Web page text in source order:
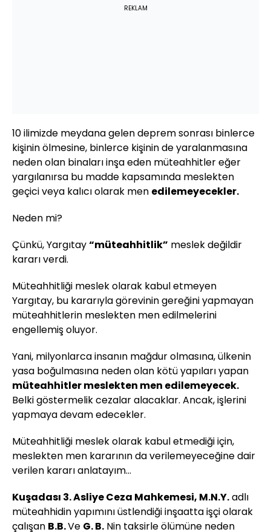
REKLAM
10 ilimizde meydana gelen deprem sonrası binlerce
kişinin ölmesine, binlerce kişinin de yaralanmasına
neden olan binaları inşa eden müteahhitler eğer
yargılanırsa bu madde kapsamında meslekten
geçici veya kalıcı olarak men edilemeyecekler.
Neden mi?
Çünkü, Yargıtay“müteahhitlik” meslek değildir
kararı verdi.
Müteahhitliği meslek olarak kabul etmeyen
Yargıtay, bu kararıyla görevinin gereğini yapmayan
müteahhitlerin meslekten men edilmelerini
engellemiş oluyor.
Yani, milyonlarca insanın mağdur olmasına, ülkenin
yasa boğulmasına neden olan kötü yapıları yapan
müteahhitler meslekten men edilemeyecek.
Belki göstermelik cezalar alacaklar. Ancak, işlerini
yapmaya devam edecekler.
Müteahhitliği meslek olarak kabul etmediği için,
meslekten men kararının da verilemeyeceğine dair
verilen kararı anlatayım...
Kuşadası 3. Asliye Ceza Mahkemesi, M.N.Y.adlı
müteahhidin yapımını üstlendiği inşaatta işçi olarak
çalışan B.B.Ve G. B. Nin taksirle ölümüne neden